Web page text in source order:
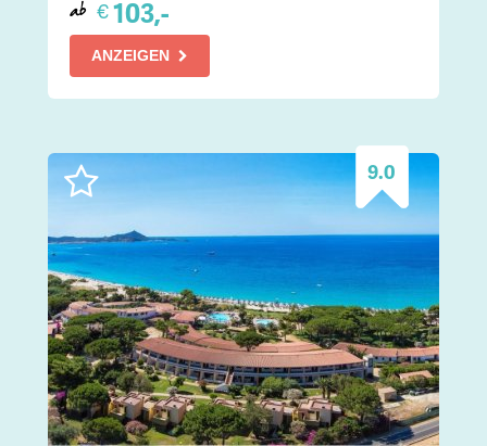
ab €103,-
ANZEIGEN
9.0